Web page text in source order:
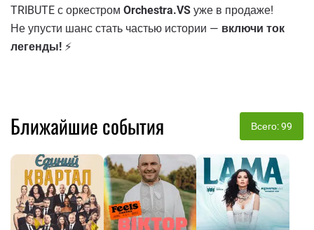
TRIBUTE с оркестром Orchestra.VS уже в продаже!
Не упусти шанс стать частью истории — включи ток
легенды! ⚡
Ближайшие события Всего: 99